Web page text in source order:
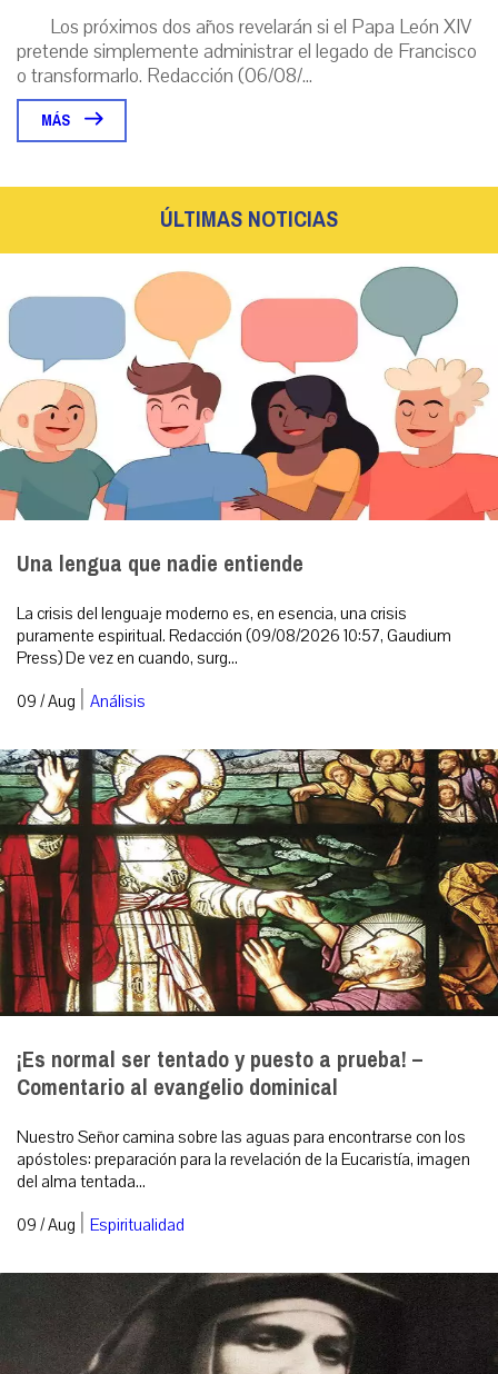
Los próximos dos años revelarán si el Papa León XIV
pretende simplemente administrar el legado de Francisco
o transformarlo. Redacción (06/08/...
MÁS
ÚLTIMAS NOTICIAS
Una lengua que nadie entiende
La crisis del lenguaje moderno es, en esencia, una crisis
puramente espiritual. Redacción (09/08/2026 10:57, Gaudium
Press) De vez en cuando, surg...
09 / Aug | Análisis
¡Es normal ser tentado y puesto a prueba! –
Comentario al evangelio dominical
Nuestro Señor camina sobre las aguas para encontrarse con los
apóstoles: preparación para la revelación de la Eucaristía, imagen
del alma tentada...
09 / Aug | Espiritualidad